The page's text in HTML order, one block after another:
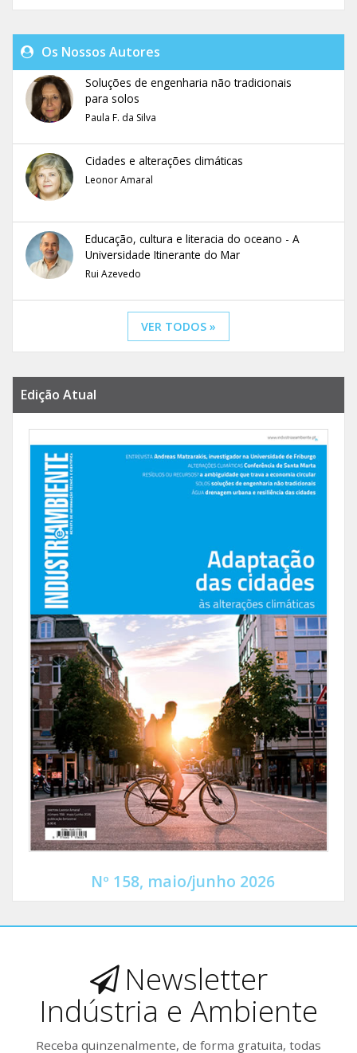
Os Nossos Autores
Soluções de engenharia não tradicionais
para solos
Paula F. da Silva
Cidades e alterações climáticas
Leonor Amaral
Educação, cultura e literacia do oceano - A
Universidade Itinerante do Mar
Rui Azevedo
VER TODOS »
Edição Atual
Nº 158, maio/junho 2026
Newsletter
Indústria e Ambiente
Receba quinzenalmente, de forma gratuita, todas